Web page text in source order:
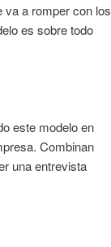
va a romper con los
es sobre todo
este modelo en
Combinan
una entrevista